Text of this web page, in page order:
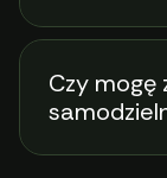
Czy mogę